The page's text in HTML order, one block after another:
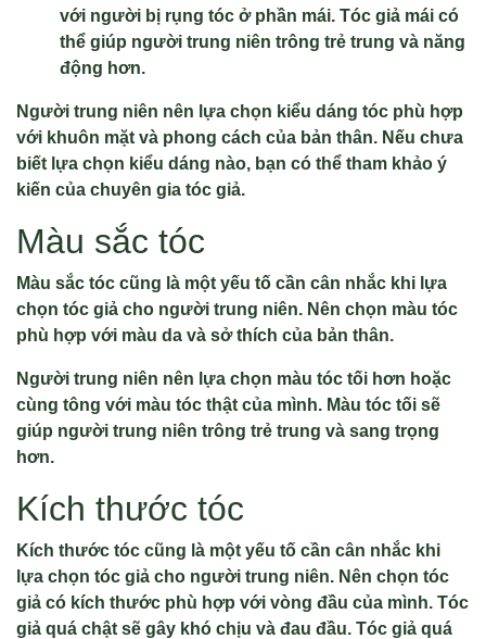
với người bị rụng tóc ở phần mái. Tóc giả mái có
thể giúp người trung niên trông trẻ trung và năng
động hơn.
Người trung niên nên lựa chọn kiểu dáng tóc phù hợp
với khuôn mặt và phong cách của bản thân. Nếu chưa
biết lựa chọn kiểu dáng nào, bạn có thể tham khảo ý
kiến của chuyên gia tóc giả.
Màu sắc tóc
Màu sắc tóc cũng là một yếu tố cần cân nhắc khi lựa
chọn tóc giả cho người trung niên. Nên chọn màu tóc
phù hợp với màu da và sở thích của bản thân.
Người trung niên nên lựa chọn màu tóc tối hơn hoặc
cùng tông với màu tóc thật của mình. Màu tóc tối sẽ
giúp người trung niên trông trẻ trung và sang trọng
hơn.
Kích thước tóc
Kích thước tóc cũng là một yếu tố cần cân nhắc khi
lựa chọn tóc giả cho người trung niên. Nên chọn tóc
giả có kích thước phù hợp với vòng đầu của mình. Tóc
giả quá chật sẽ gây khó chịu và đau đầu. Tóc giả quá